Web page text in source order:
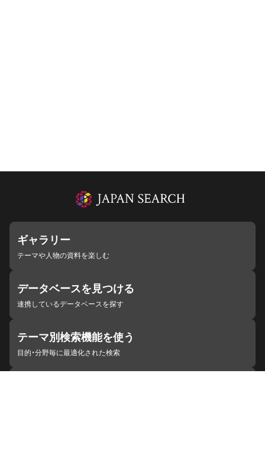
ギャラリー
テーマや人物の資料を楽しむ
データベースを見つける
連携しているデータベースを探す
テーマ別検索機能を使う
目的・分野毎に最適化された検索